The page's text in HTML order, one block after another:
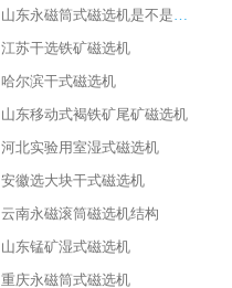
山东永磁筒式磁选机是不是强磁
江苏干选铁矿磁选机
哈尔滨干式磁选机
山东移动式褐铁矿尾矿磁选机
河北实验用室湿式磁选机
安徽选大块干式磁选机
云南永磁滚筒磁选机结构
山东锰矿湿式磁选机
重庆永磁筒式磁选机